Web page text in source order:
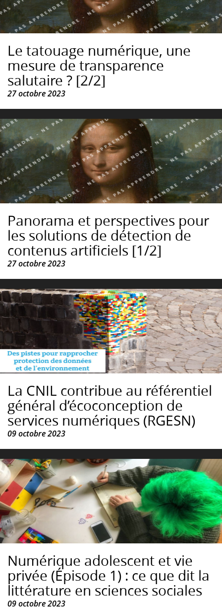
Le tatouage numérique, une
mesure de transparence
salutaire ? [2/2]
27 octobre 2023
Panorama et perspectives pour
les solutions de détection de
contenus artificiels [1/2]
27 octobre 2023
La CNIL contribue au référentiel
général d’écoconception de
services numériques (RGESN)
09 octobre 2023
Numérique adolescent et vie
privée (Épisode 1) : ce que dit la
littérature en sciences sociales
09 octobre 2023